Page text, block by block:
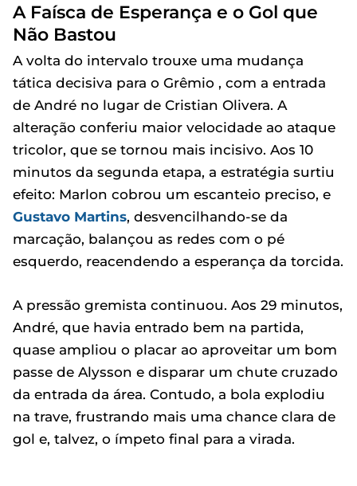
A Faísca de Esperança e o Gol que
Não Bastou
A volta do intervalo trouxe uma mudança
tática decisiva para o Grêmio , com a entrada
de André no lugar de Cristian Olivera. A
alteração conferiu maior velocidade ao ataque
tricolor, que se tornou mais incisivo. Aos 10
minutos da segunda etapa, a estratégia surtiu
efeito: Marlon cobrou um escanteio preciso, e
Gustavo Martins, desvencilhando-se da
marcação, balançou as redes com o pé
esquerdo, reacendendo a esperança da torcida.
A pressão gremista continuou. Aos 29 minutos,
André, que havia entrado bem na partida,
quase ampliou o placar ao aproveitar um bom
passe de Alysson e disparar um chute cruzado
da entrada da área. Contudo, a bola explodiu
na trave, frustrando mais uma chance clara de
gol e, talvez, o ímpeto final para a virada.